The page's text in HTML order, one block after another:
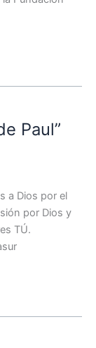
Paul”
a Dios por el
por Dios y
TÚ.